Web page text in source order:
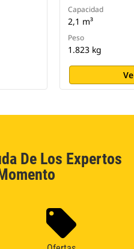
Capacidad
2,1 m³
Peso
1.823 kg
De Los Expertos